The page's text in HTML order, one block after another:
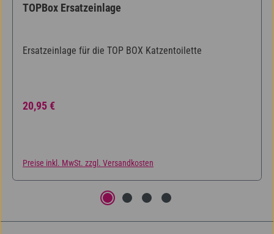
TOPBox Ersatzeinlage
Ersatzeinlage für die TOP BOX Katzentoilette
Regulärer Preis:
20,95 €
Preise inkl. MwSt. zzgl. Versandkosten